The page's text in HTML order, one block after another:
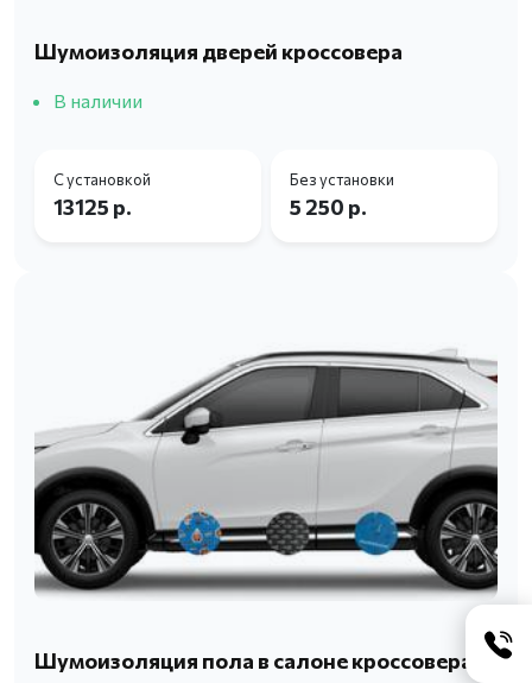
Шумоизоляция дверей кроссовера
В наличии
С установкой
13125 р.
Без установки
5 250 р.
Шумоизоляция пола в салоне кроссовера